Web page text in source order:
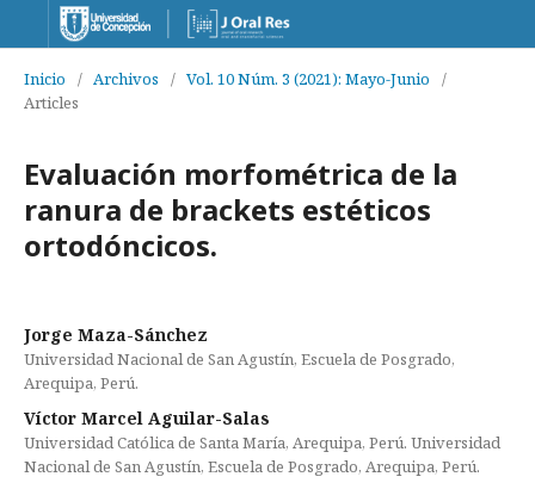
Inicio / Archivos / Vol. 10 Núm. 3 (2021): Mayo-Junio
/
Articles
Evaluación morfométrica de la
ranura de brackets estéticos
ortodóncicos.
Jorge Maza-Sánchez
Universidad Nacional de San Agustín, Escuela de Posgrado,
Arequipa, Perú.
Víctor Marcel Aguilar-Salas
Universidad Católica de Santa María, Arequipa, Perú. Universidad
Nacional de San Agustín, Escuela de Posgrado, Arequipa, Perú.